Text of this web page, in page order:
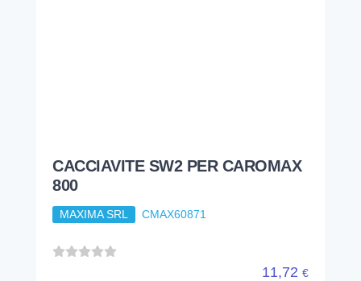
CACCIAVITE SW2 PER CAROMAX
800
MAXIMA SRL CMAX60871
11,72 €